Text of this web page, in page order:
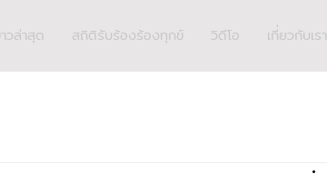
วล่าสุด สถิติรับร้องร้องทุกข์ วิดีโอ เกี่ยวกับเรา